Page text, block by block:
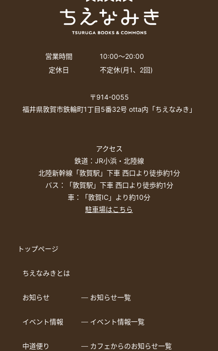
または毀損の防止その他個人情報の適切な管理のため
に必要な措置を講じます。また、個人情報の取り扱い
を第三者に委託する場合は、当該第三者が個人情報を
めのある場合を除き、個人情報をご本人の同意を得る
ことなく、第三者に開示、提供いたしません。
体は、ご本人が個人情報の開示、訂正または利用停止
を希望される場合、ご本人の個人情報について、適切
Webサイトで公表します。
令和4年9月1日敦賀市知育・啓発施設「ちえなみき」
指定管理者丸善雄松堂・編集工学研究所共同体
■個人情報に関するお問い合わせ先敦賀市知育・啓発
施設「ちえなみき」
指定管理者丸善雄松堂・編集工学研究所共同体
営業時間
10:00〜20:00
定休日
不定休(月1、2回)
〒914-0055
福井県敦賀市鉄輪町1丁目5番32号 otta内「ちえなみき」
アクセス
鉄道：JR小浜・北陸線
北陸新幹線「敦賀駅」下車 西口より徒歩約1分
バス：「敦賀駅」下車 西口より徒歩約1分
車：「敦賀IC」より約10分
駐車場はこちら
トップページ
ちえなみきとは
お知らせ ― お知らせ一覧
イベント情報 ― イベント情報一覧
中道便り ― カフェからのお知らせ一覧